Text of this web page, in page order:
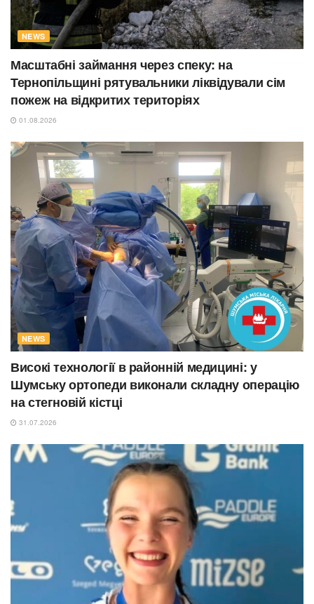
NEWS
Масштабні займання через спеку: на
Тернопільщині рятувальники ліквідували сім
пожеж на відкритих територіях
01.08.2026
NEWS
Високі технології в районній медицині: у
Шумську ортопеди виконали складну операцію
на стегновій кістці
31.07.2026